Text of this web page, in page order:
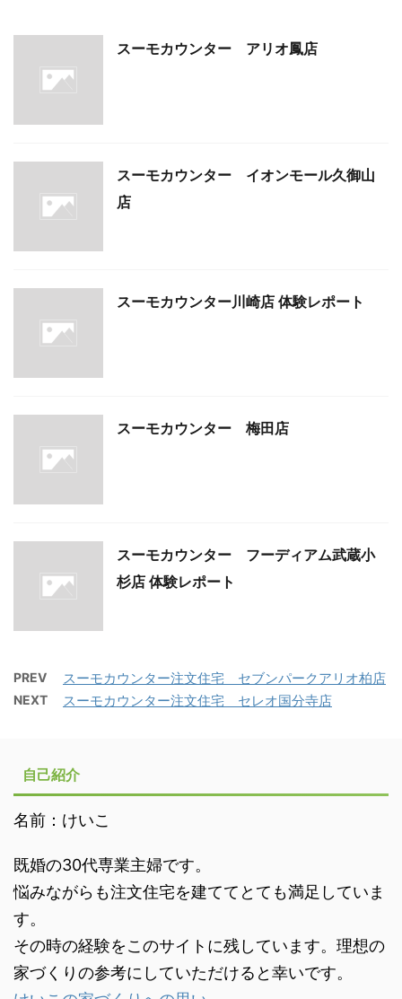
スーモカウンター アリオ鳳店
スーモカウンター イオンモール久御山
店
スーモカウンター川崎店 体験レポート
スーモカウンター 梅田店
スーモカウンター フーディアム武蔵小
杉店 体験レポート
PREV スーモカウンター注文住宅 セブンパークアリオ柏店
NEXT スーモカウンター注文住宅 セレオ国分寺店
自己紹介
名前：けいこ
既婚の30代専業主婦です。
悩みながらも注文住宅を建ててとても満足していま
す。
その時の経験をこのサイトに残しています。理想の
家づくりの参考にしていただけると幸いです。